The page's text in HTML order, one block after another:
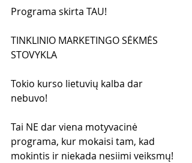
Programa skirta TAU!
TINKLINIO MARKETINGO SĖKMĖS
STOVYKLA
Tokio kurso lietuvių kalba dar
nebuvo!
Tai NE dar viena motyvacinė
programa, kur mokaisi tam, kad
mokintis ir niekada nesiimi veiksmų!